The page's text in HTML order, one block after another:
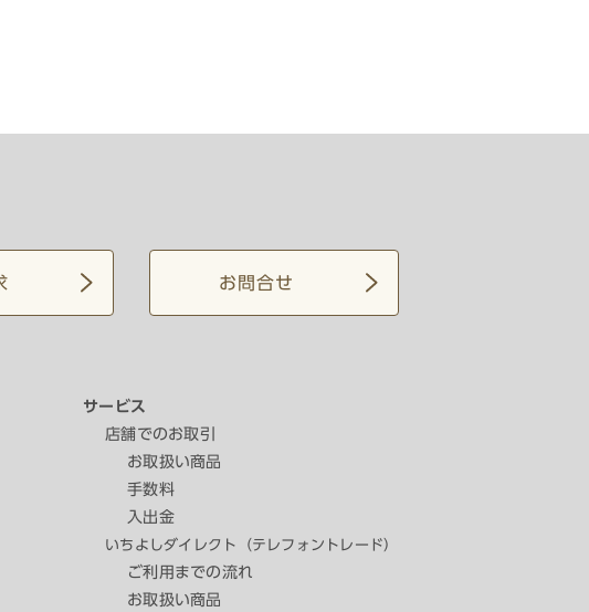
お問合せ
サービス
店舗でのお取引
お取扱い商品
手数料
入出金
いちよしダイレクト（テレフォントレード）
ご利用までの流れ
お取扱い商品